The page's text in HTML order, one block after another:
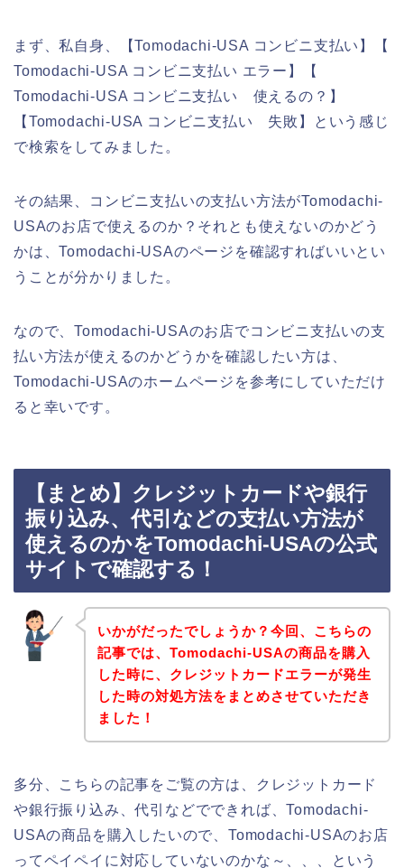
まず、私自身、【Tomodachi-USA コンビニ支払い】【
Tomodachi-USA コンビニ支払い エラー】【
Tomodachi-USA コンビニ支払い 使えるの？】
【Tomodachi-USA コンビニ支払い 失敗】という感じ
で検索をしてみました。
その結果、コンビニ支払いの支払い方法がTomodachi-
USAのお店で使えるのか？それとも使えないのかどう
かは、Tomodachi-USAのページを確認すればいいとい
うことが分かりました。
なので、Tomodachi-USAのお店でコンビニ支払いの支
払い方法が使えるのかどうかを確認したい方は、
Tomodachi-USAのホームページを参考にしていただけ
ると幸いです。
【まとめ】クレジットカードや銀行
振り込み、代引などの支払い方法が
使えるのかをTomodachi-USAの公式
サイトで確認する！
いかがだったでしょうか？今回、こちらの
記事では、Tomodachi-USAの商品を購入
した時に、クレジットカードエラーが発生
した時の対処方法をまとめさせていただき
ました！
多分、こちらの記事をご覧の方は、クレジットカード
や銀行振り込み、代引などでできれば、Tomodachi-
USAの商品を購入したいので、Tomodachi-USAのお店
ってペイペイに対応していないのかな～、、、という